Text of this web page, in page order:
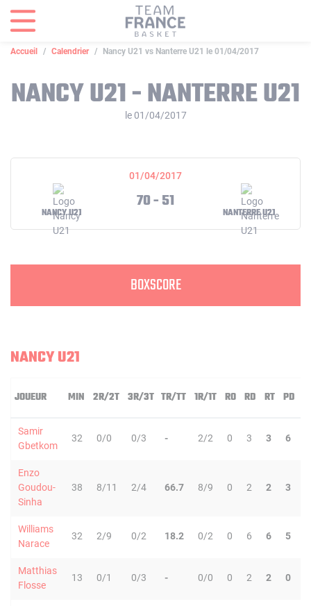
Accueil Calendrier Nancy U21 vs Nanterre U21 le 01/04/2017
NANCY U21 - NANTERRE U21
le 01/04/2017
01/04/2017
NANCY U21
70 - 51
NANTERRE U21
BOXSCORE
NANCY U21
JOUEUR MIN 2R/2T 3R/3T TR/TT 1R/1T RO RD RT PD
Samir
Gbetkom
32 0/0 0/3 - 2/2 0 3 3 6
Enzo
Goudou-
Sinha
38 8/11 2/4 66.7 8/9 0 2 2 3
Williams
Narace
32 2/9 0/2 18.2 0/2 0 6 6 5
Matthias
Flosse
13 0/1 0/3 - 0/0 0 2 2 0
Panneau de gestion des cookies